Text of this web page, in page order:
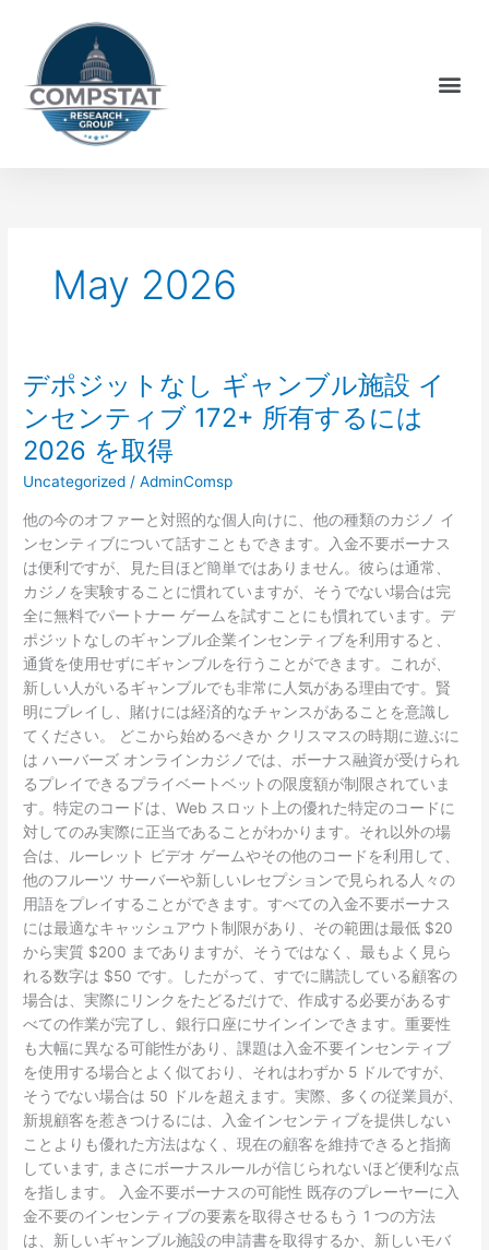
content
May 2026
デポジットなし ギャンブル施設 イ
ンセンティブ 172+ 所有するには
2026 を取得
Uncategorized /AdminComsp
他の今のオファーと対照的な個人向けに、他の種類のカジノ イ
ンセンティブについて話すこともできます。入金不要ボーナス
は便利ですが、見た目ほど簡単ではありません。彼らは通常、
カジノを実験することに慣れていますが、そうでない場合は完
全に無料でパートナー ゲームを試すことにも慣れています。デ
ポジットなしのギャンブル企業インセンティブを利用すると、
通貨を使用せずにギャンブルを行うことができます。これが、
新しい人がいるギャンブルでも非常に人気がある理由です。賢
明にプレイし、賭けには経済的なチャンスがあることを意識し
てください。 どこから始めるべきか クリスマスの時期に遊ぶに
は ハーバーズ オンラインカジノでは、ボーナス融資が受けられ
るプレイできるプライベートベットの限度額が制限されていま
す。特定のコードは、Web スロット上の優れた特定のコードに
対してのみ実際に正当であることがわかります。それ以外の場
合は、ルーレット ビデオ ゲームやその他のコードを利用して、
他のフルーツ サーバーや新しいレセプションで見られる人々の
用語をプレイすることができます。すべての入金不要ボーナス
には最適なキャッシュアウト制限があり、その範囲は最低 $20
から実質 $200 までありますが、そうではなく、最もよく見ら
れる数字は $50 です。したがって、すでに購読している顧客の
場合は、実際にリンクをたどるだけで、作成する必要があるす
べての作業が完了し、銀行口座にサインインできます。重要性
も大幅に異なる可能性があり、課題は入金不要インセンティブ
を使用する場合とよく似ており、それはわずか 5 ドルですが、
そうでない場合は 50 ドルを超えます。実際、多くの従業員が、
新規顧客を惹きつけるには、入金インセンティブを提供しない
ことよりも優れた方法はなく、現在の顧客を維持できると指摘
しています, まさにボーナスルールが信じられないほど便利な点
を指します。 入金不要ボーナスの可能性 既存のプレーヤーに入
金不要のインセンティブの要素を取得させるもう 1 つの方法
は、新しいギャンブル施設の申請書を取得するか、新しいモバ
デ
ポ
ジ
ッ
ト
し
ギ
ャ
ン
ブ
ル
施
設
イ
ン
セ
ン
テ
ィ
ブ
172+
所
有
す
る
に
は
2026
を
取
得